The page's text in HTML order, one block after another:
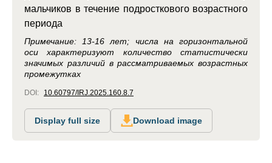
мальчиков в течение подросткового возрастного
периода
Примечание: 13-16 лет; числа на горизонтальной
оси характеризуют количество статистически
значимых различий в рассматриваемых возрастных
промежутках
DOI: 10.60797/IRJ.2025.160.8.7
Display full size Download image